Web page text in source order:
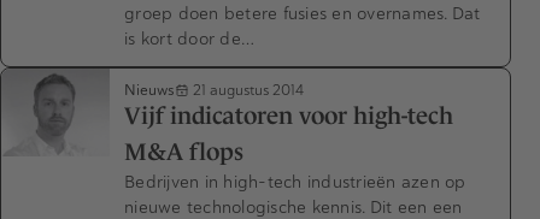
groep doen betere fusies en overnames. Dat
is kort door de…
Nieuws 21 augustus 2014
Vijf indicatoren voor high-tech
M&A flops
Bedrijven in high-tech industrieën azen op
nieuwe technologische kennis. Dit een een